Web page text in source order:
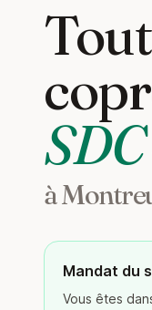
à
Mandat du
Vous êtes